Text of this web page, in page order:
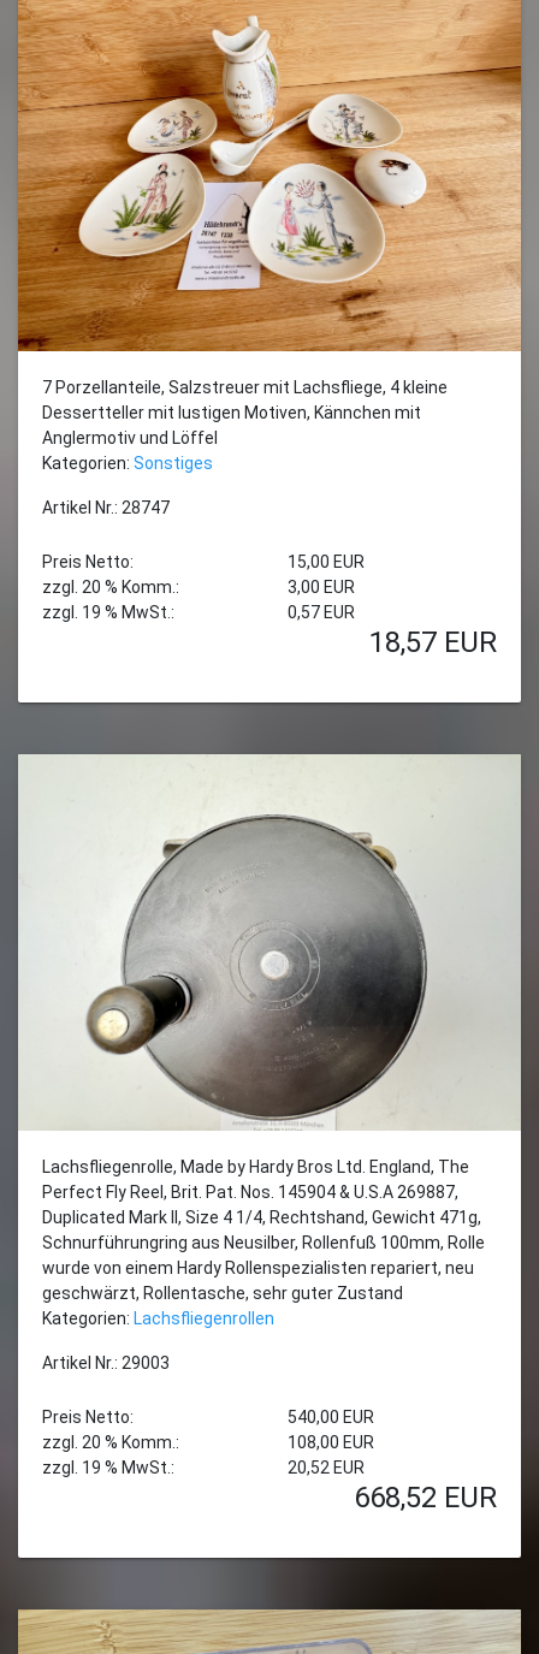
7 Porzellanteile, Salzstreuer mit Lachsfliege, 4 kleine
Dessertteller mit lustigen Motiven, Kännchen mit
Anglermotiv und Löffel
Kategorien: Sonstiges
Artikel Nr.: 28747
Preis Netto:
15,00 EUR
zzgl. 20 % Komm.:
3,00 EUR
zzgl. 19 % MwSt.:
0,57 EUR
18,57 EUR
Lachsfliegenrolle, Made by Hardy Bros Ltd. England, The
Perfect Fly Reel, Brit. Pat. Nos. 145904 & U.S.A 269887,
Duplicated Mark II, Size 4 1/4, Rechtshand, Gewicht 471g,
Schnurführungring aus Neusilber, Rollenfuß 100mm, Rolle
wurde von einem Hardy Rollenspezialisten repariert, neu
geschwärzt, Rollentasche, sehr guter Zustand
Kategorien: Lachsfliegenrollen
Artikel Nr.: 29003
Preis Netto:
540,00 EUR
zzgl. 20 % Komm.:
108,00 EUR
zzgl. 19 % MwSt.:
20,52 EUR
668,52 EUR